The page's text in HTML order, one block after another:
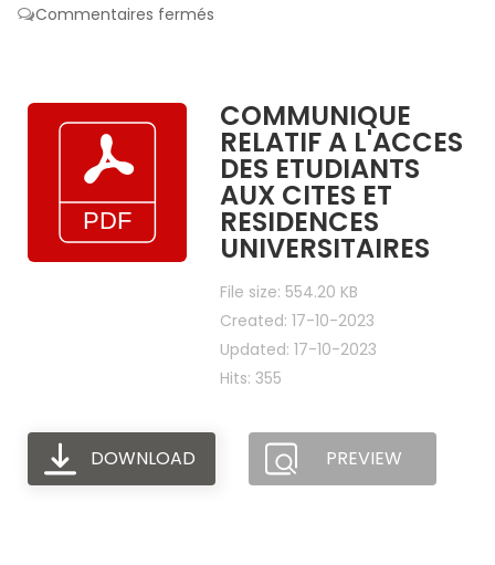
Commentaires fermés
MESRI-
SG-
CENOU-
DG
COMMUNIQUÉ
RELATIF
DES
ÉTUDIANTS
AUX
ET
RÉSIDENCES
UNIVERSITAIRES
COMMUNIQUE
RELATIF A L'ACCES
DES ETUDIANTS
AUX CITES ET
RESIDENCES
UNIVERSITAIRES
File size: 554.20 KB
Created: 17-10-2023
Updated: 17-10-2023
Hits: 355
DOWNLOAD PREVIEW